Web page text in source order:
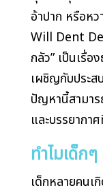
อ้าปาก หรือห
Will Dent
กลัว” เป็นเรื่อ
เผชิญกับประ
ปัญหานี้สามาร
และบรรยากา
ทำไมเด็ก
เด็กหลายคนเ